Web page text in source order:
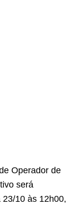
Operador de
será
10 às 12h00,